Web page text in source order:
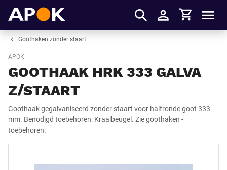
Inloggen
Winkelmandje
Goothaken zonder staart
APOK
GOOTHAAK HRK 333 GALVA
Z/STAART
Goothaak gegalvaniseerd zonder staart voor halfronde goot 333
mm. Benodigd toebehoren: Kraalbeugel. Zie goothaken -
toebehoren.